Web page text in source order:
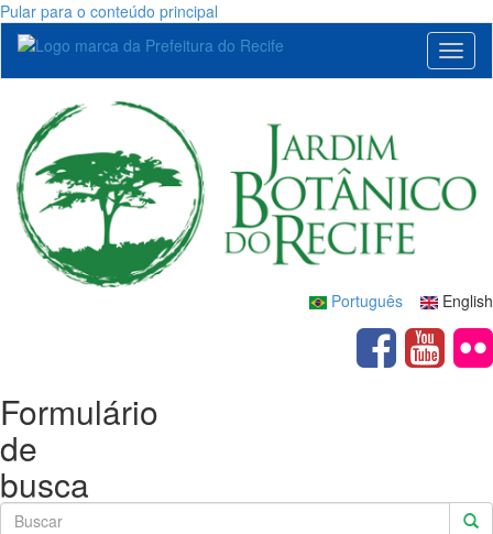
Pular para o conteúdo principal
English
Português
Formulário
de
busca